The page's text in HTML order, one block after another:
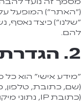
("האתר") המופעל על
"שלנו") כיצד נאסף,
להם.
2. הגדרת מידע אישי
"מידע אישי" הוא כל
(שם, כתובת, טלפון,
(כתובת IP, נתוני מיקום, מזהי מכשיר, קובצי Cookie).